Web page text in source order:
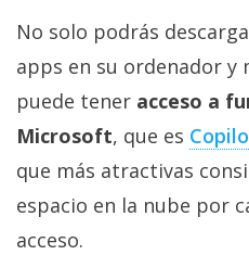
El medio de
digital donde
encontrarás
todas las
noticias sobre
tecnología,
móviles,
ordenadores,
apps,
informática,
No solo podrás
apps en su ordenador y
puede tener acceso a
Microsoft, que es
que más atractivas
espacio en la nube por
acceso.